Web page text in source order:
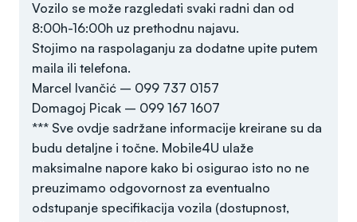
Vozilo se može razgledati svaki radni dan od
8:00h-16:00h uz prethodnu najavu.
Stojimo na raspolaganju za dodatne upite putem
maila ili telefona.
Marcel Ivančić – 099 737 0157
Domagoj Picak – 099 167 1607
*** Sve ovdje sadržane informacije kreirane su da
budu detaljne i točne. Mobile4U ulaže
maksimalne napore kako bi osigurao isto no ne
preuzimamo odgovornost za eventualno
odstupanje specifikacija vozila (dostupnost,